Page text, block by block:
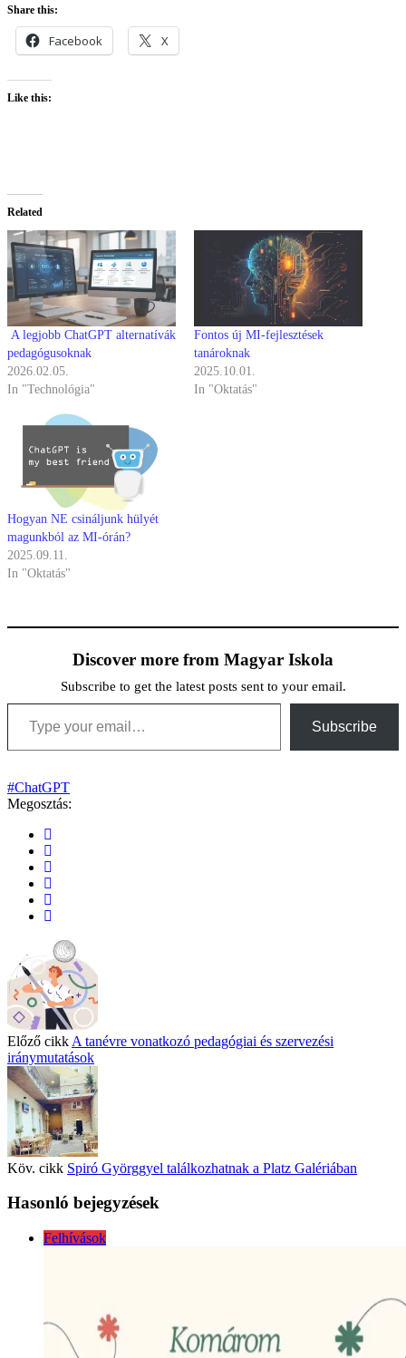
Share this:
Facebook X
Like this:
Related
A legjobb ChatGPT alternatívák
pedagógusoknak
2026.02.05.
In "Technológia"
Fontos új MI-fejlesztések
tanároknak
2025.10.01.
In "Oktatás"
Hogyan NE csináljunk hülyét
magunkból az MI-órán?
2025.09.11.
In "Oktatás"
Discover more from Magyar Iskola
Subscribe to get the latest posts sent to your email.
Type your email…
Subscribe
#ChatGPT
Megosztás:
Előző cikk A tanévre vonatkozó pedagógiai és szervezési
iránymutatások
Köv. cikk Spiró Györggyel találkozhatnak a Platz Galériában
Hasonló bejegyzések
Felhívások